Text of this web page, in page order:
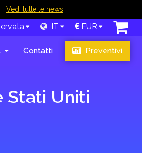
Vedi tutte le news
IT EUR
Contatti Preventivi
Stati Uniti